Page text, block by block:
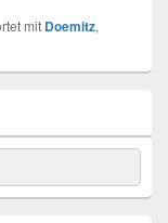
mit Doemitz,